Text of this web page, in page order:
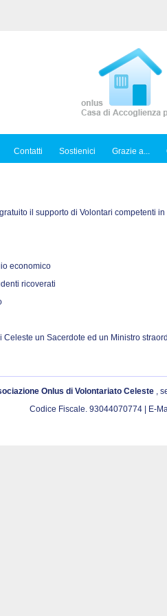
Contatti Sostienici Grazie a...
il supporto di Volontari competenti
economico
ricoverati
un Sacerdote ed un Ministro
Onlus di Volontariato Celeste ,
Codice Fiscale. 93044070774 | E-